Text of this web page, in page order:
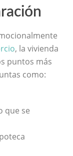
, la vivienda
puntos más
como:
que se